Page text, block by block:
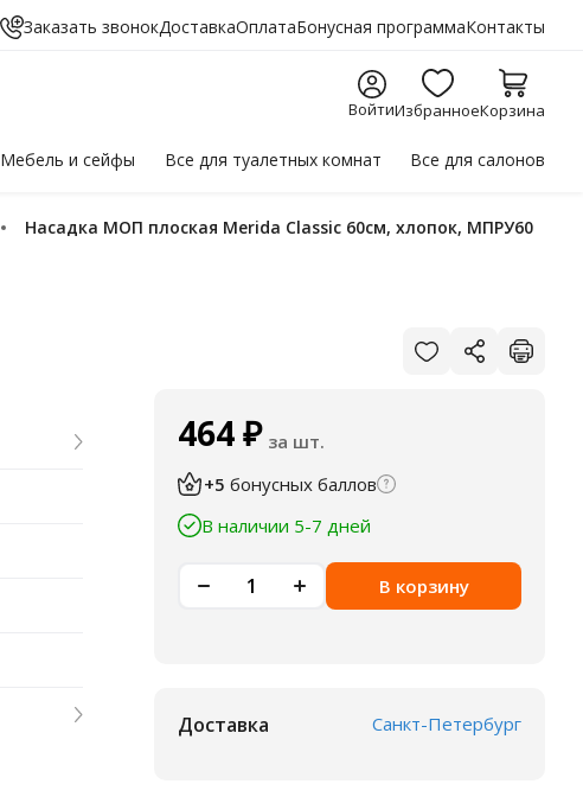
Заказать звонокДоставкаОплатаБонусная программаКонтакты
ВойтиИзбранноеКорзина
Мебельи сейфы Все для туалетных комнат Все для салонов
Насадка МОП плоская Merida Classic 60см, хлопок, МПРУ60
464₽ за шт.
+5 бонусных баллов
В наличии 5-7 дней
В корзину
Доставка Санкт-Петербург